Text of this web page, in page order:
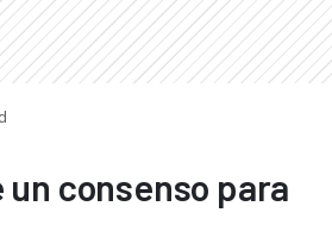
un consenso para